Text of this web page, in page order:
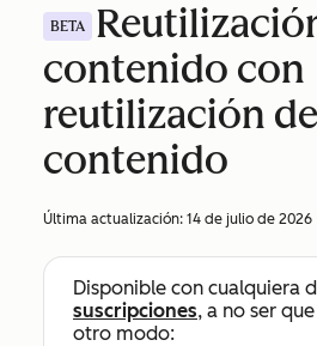
BETA
contenido con
reutilización de
contenido
Última actualización: 14 de julio de 2026
Disponible con cualquiera
suscripciones, a no ser
otro modo: